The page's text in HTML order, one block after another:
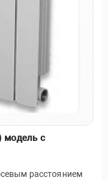
модель с
расстоянием